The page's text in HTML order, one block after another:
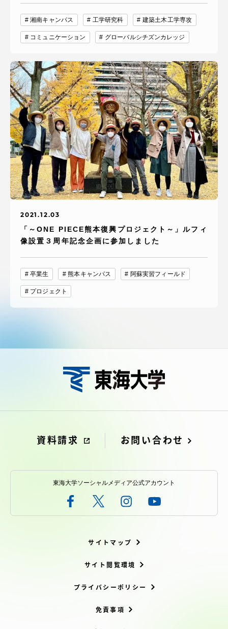
湘南キャンパス 工学研究科 建築土木工学専攻
コミュニケーション グローバルシチズンカレッジ
2021.12.03
「～ONE PIECE熊本復興プロジェクト～」ルフィ
像設置３周年記念企画に参加しました
卒業生 熊本キャンパス 阿蘇実習フィールド
プロジェクト
資料請求 お問い合わせ
東海大学ソーシャルメディア公式アカウント
サイトマップ
サイト閲覧環境
プライバシーポリシー
免責事項